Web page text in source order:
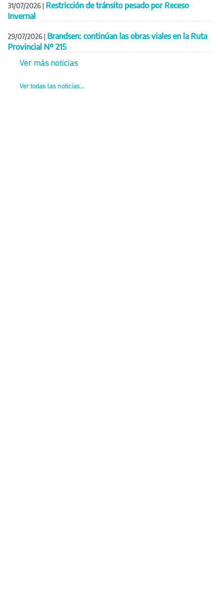
31/07/2026 | Restricción de tránsito pesado por Receso
Invernal
29/07/2026 | Brandsen: continúan las obras viales en la Ruta
Provincial Nº 215
Ver más noticias
Ver todas las noticias...